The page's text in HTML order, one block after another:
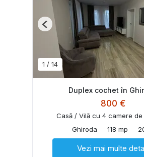
1 / 14
Previous
Duplex cochet în
800 €
Casă / Vilă cu 4 camere
Ghiroda
118 mp
Vezi mai multe